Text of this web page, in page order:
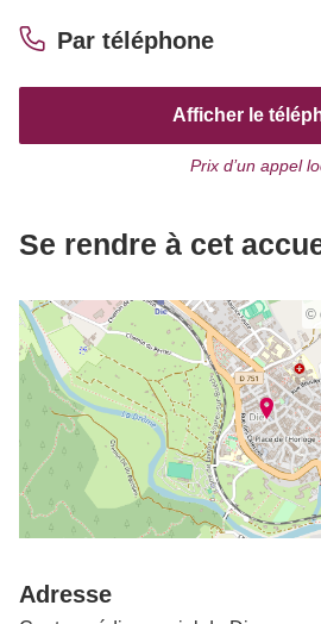
Par téléphone
Afficher le
Prix d’un appel
Se rendre à cet
©
Adresse